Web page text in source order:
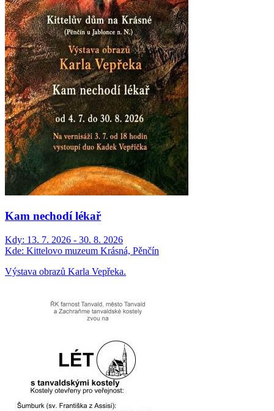
Kam nechodí lékař
Kdy: 13. 7. 2026 - 30. 8. 2026
Kde: Kittelovo muzeum Krásná, Pěnčín
Výstava obrazů Karla Vepřeka.